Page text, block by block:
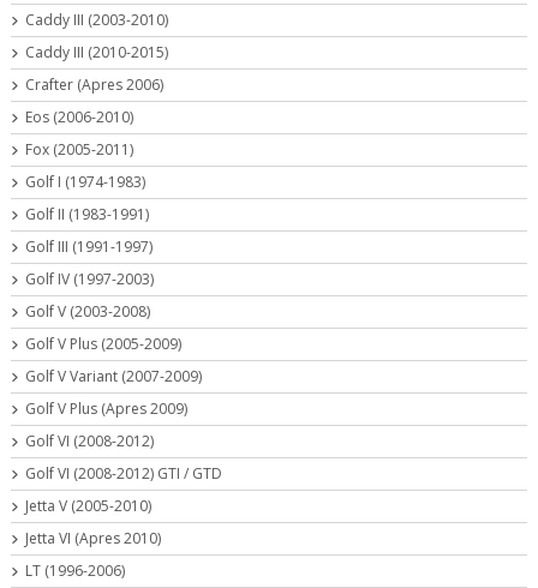
Caddy III (2003-2010)
Caddy III (2010-2015)
Crafter (Apres 2006)
Eos (2006-2010)
Fox (2005-2011)
Golf I (1974-1983)
Golf II (1983-1991)
Golf III (1991-1997)
Golf IV (1997-2003)
Golf V (2003-2008)
Golf V Plus (2005-2009)
Golf V Variant (2007-2009)
Golf V Plus (Apres 2009)
Golf VI (2008-2012)
Golf VI (2008-2012) GTI / GTD
Jetta V (2005-2010)
Jetta VI (Apres 2010)
LT (1996-2006)